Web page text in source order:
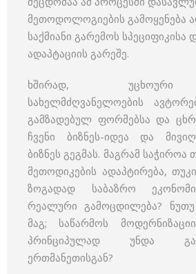
მეთოდოლოგიების გამოყენება
საქმიანი გარემოს სპეციფიკისა
ადაპტაციის გარეშე.
ხშირად, უცხოური
სახელმძღვანელოების
გამზადებულ ფორმებსა და
ჩვენი ბიზნეს-იდეა და
ბიზნეს გეგმას. მაგრამ
მეთოდიკების ადაპტირება,
ზოგადად საბაზრო
რეალური გამოცდილება? ნუთუ
მაგ; საწარმოს
პრინციპულად უნდა
ერთმანეთისგან?